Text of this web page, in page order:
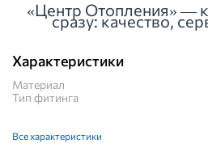
«Центр Отопления» —
сразу: качество,
Характеристики
Материал
Тип фитинга
Все характеристики